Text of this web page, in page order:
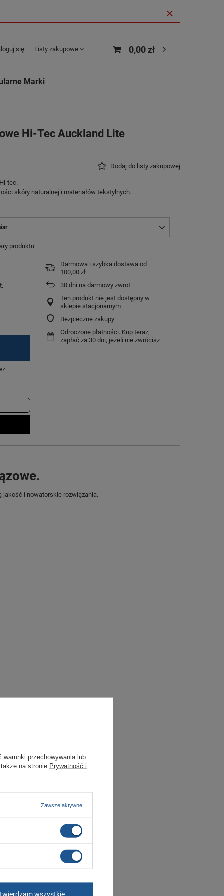
się Listy zakupowe 0,00 zł
Marki
Hi-Tec Auckland Lite
Dodaj do listy zakupowej
tec.
skóry naturalnej i materiałów tekstylnych.
produktu
Darmowa i szybka dostawa od
100,00 zł
30 dni na darmowy zwrot
Ten produkt nie jest dostępny w
sklepie stacjonarnym
Bezpieczne zakupy
Odroczone płatności. Kup teraz,
zapłać za 30 dni, jeżeli nie zwrócisz
jakość i nowatorskie rozwiązania.
warunki przechowywania lub
na stronie Prywatność i
Zawsze aktywne
wszystkie